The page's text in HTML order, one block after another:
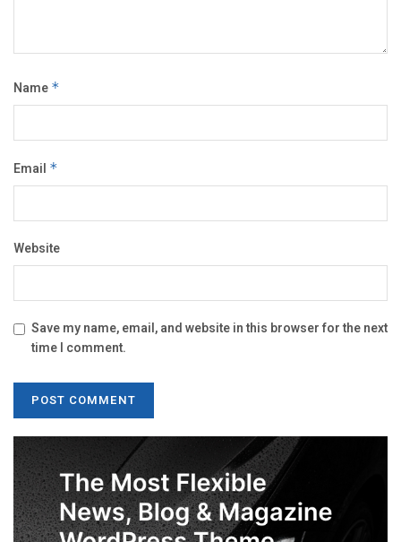
Name *
Email *
Website
Save my name, email, and website in this browser for the next
time I comment.